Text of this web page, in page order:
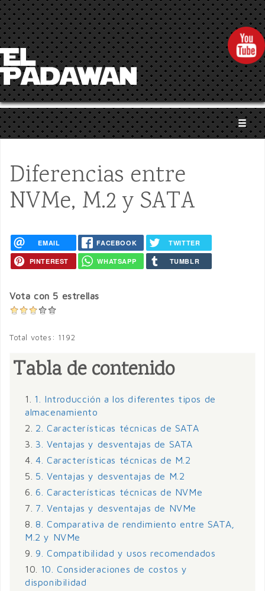
Pasar al contenido principal
Diferencias entre
NVMe, M.2 y SATA
EMAIL FACEBOOK TWITTER
PINTEREST WHATSAPP TUMBLR
Vota con 5 estrellas
Total votes: 1192
Tabla de contenido
1.
1. Introducción a los diferentes tipos de
almacenamiento
2.
2. Características técnicas de SATA
3.
3. Ventajas y desventajas de SATA
4. 4. Características técnicas de M.2
5.
5. Ventajas y desventajas de M.2
6. 6. Características técnicas de NVMe
7.
7. Ventajas y desventajas de NVMe
8. 8. Comparativa de rendimiento entre SATA,
M.2 y NVMe
9. 9. Compatibilidad y usos recomendados
10.
10. Consideraciones de costos y
disponibilidad